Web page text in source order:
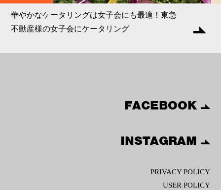
華やかなケータリングは女子会にも最適！東急
不動産様の女子会にケータリング
FACEBOOK
INSTAGRAM
PRIVACY POLICY
USER POLICY